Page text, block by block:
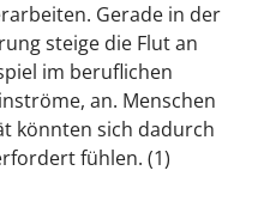
& Homeoffice
kann und will ich
von
Gerade in der
steige die Flut an
im beruflichen
an. Menschen
könnten sich dadurch
fühlen. (1)